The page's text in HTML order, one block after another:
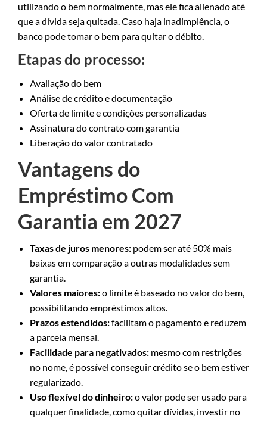
utilizando o bem normalmente, mas ele fica alienado até
que a dívida seja quitada. Caso haja inadimplência, o
banco pode tomar o bem para quitar o débito.
Etapas do processo:
Avaliação do bem
Análise de crédito e documentação
Oferta de limite e condições personalizadas
Assinatura do contrato com garantia
Liberação do valor contratado
Vantagens do
Empréstimo Com
Garantia em 2027
Taxas de juros menores: podem ser até 50% mais
baixas em comparação a outras modalidades sem
garantia.
Valores maiores:o limite é baseado no valor do bem,
possibilitando empréstimos altos.
Prazos estendidos:facilitam o pagamento e reduzem
a parcela mensal.
Facilidade para negativados: mesmo com restrições
no nome, é possível conseguir crédito se o bem estiver
regularizado.
Uso flexível do dinheiro:o valor pode ser usado para
qualquer finalidade, como quitar dívidas, investir no